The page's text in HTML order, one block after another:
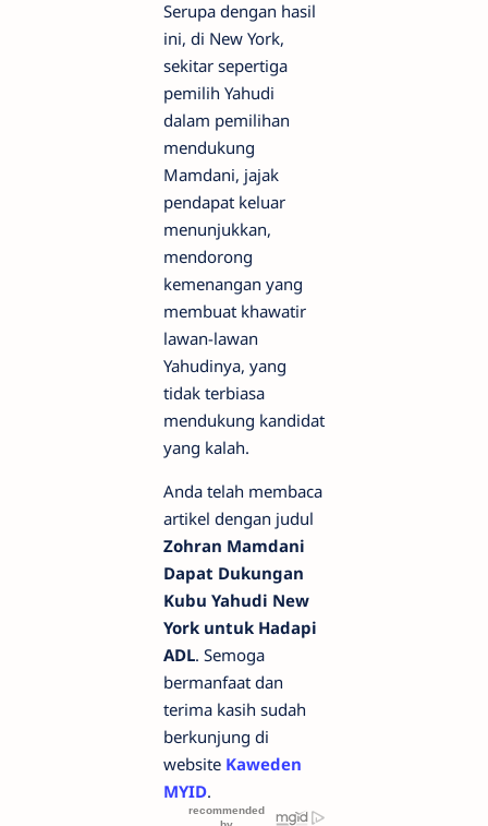
Serupa dengan hasil
ini, di New York,
sekitar sepertiga
pemilih Yahudi
dalam pemilihan
mendukung
Mamdani, jajak
pendapat keluar
menunjukkan,
mendorong
kemenangan yang
membuat khawatir
lawan-lawan
Yahudinya, yang
tidak terbiasa
mendukung kandidat
yang kalah.
Anda telah membaca
artikel dengan judul
Zohran Mamdani
Dapat Dukungan
Kubu Yahudi New
York untuk Hadapi
ADL. Semoga
bermanfaat dan
terima kasih sudah
berkunjung di
website Kaweden
MYID.